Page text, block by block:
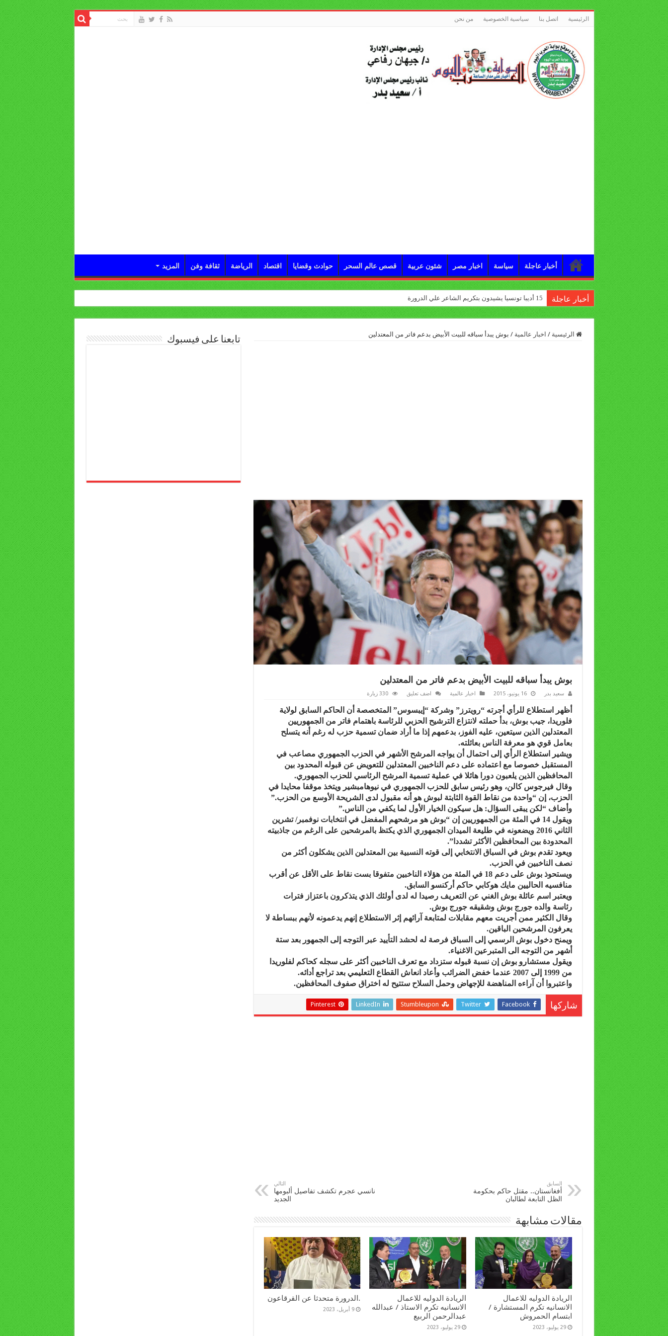
الرئيسية اتصل بنا سياسية الخصوصية من نحن
أخبار عاجلة سياسة اخبار مصر شئون عربية قصص عالم السحر حوادث وقضايا اقتصاد الرياضة ثقافة وفن المزيد
أخبار عاجلة 15 أديبا تونسيا يشيدون بتكريم الشاعر علي الدرورة
الرئيسية / اخبار عالمية / بوش يبدأ سباقه للبيت الأبيض بدعم فاتر من المعتدلين‎
بوش يبدأ سباقه للبيت الأبيض بدعم فاتر من المعتدلين‎
سعيد بدر 16 يونيو، 2015 اخبار عالمية اضف تعليق 330 زيارة
أظهر استطلاع للرأي أجرته “رويترز” وشركة “إيبسوس” المتخصصة أن الحاكم السابق لولاية
فلوريدا، جيب بوش، بدأ حملته لانتزاع الترشيح الحزبي للرئاسة باهتمام فاتر من الجمهوريين
المعتدلين الذين سيتعين، عليه الفوز، بدعمهم إذا ما أراد ضمان تسمية حزب له رغم أنه يتسلح
بعامل قوي هو معرفة الناس بعائلته.
ويشير استطلاع الرأي إلى احتمال أن يواجه المرشح الأشهر في الحزب الجمهوري مصاعب في
المستقبل خصوصا مع اعتماده على دعم الناخبين المعتدلين للتعويض عن قبوله المحدود بين
المحافظين الذين يلعبون دورا هائلا في عملية تسمية المرشح الرئاسي للحزب الجمهوري.
وقال فيرجوس كالن، وهو رئيس سابق للحزب الجمهوري في نيوهامبشير ويتخذ موقفا محايدا في
الحزب، إن “واحدة من نقاط القوة الثابتة لبوش هو أنه مقبول لدى الشريحة الأوسع من الحزب.”
وأضاف “لكن يبقى السؤال: هل سيكون الخيار الأول لما يكفي من الناس.”
ويقول 14 في المئة من الجمهوريين إن “بوش هو مرشحهم المفضل في انتخابات نوفمبر/ تشرين
الثاني 2016 ويضعونه في طليعة الميدان الجمهوري الذي يكتظ بالمرشحين على الرغم من جاذبيته
المحدودة بين المحافظين الأكثر تشددا”.
ويعود تقدم بوش في السباق الانتخابي إلى قوته النسبية بين المعتدلين الذين يشكلون أكثر من
نصف الناخبين في الحزب.
ويستحوذ بوش على دعم 18 في المئة من هؤلاء الناخبين متفوقا بست نقاط على الأقل عن أقرب
منافسيه الحاليين مايك هوكابي حاكم أركنسو السابق.
ويعتبر اسم عائلة بوش الغني عن التعريف رصيدا له لدى أولئك الذي يتذكرون باعتزاز فترات
رئاسة والده جورج بوش وشقيقه جورج بوش.
وقال الكثير ممن أجريت معهم مقابلات لمتابعة آرائهم إثر الاستطلاع إنهم يدعمونه لأنهم ببساطة لا
يعرفون المرشحين الباقين.
ويمنح دخول بوش الرسمي إلى السباق فرصة له لحشد التأييد عبر التوجه إلى الجمهور بعد ستة
أشهر من التوجه الى المتبرعين الاغنياء.
ويقول مستشارو بوش إن نسبة قبوله ستزداد مع تعرف الناخبين أكثر على سجله كحاكم لفلوريدا
من 1999 إلى 2007 عندما خفض الضرائب وأعاد انعاش القطاع التعليمي بعد تراجع أدائه.
واعتبروا أن آراءه المناهضة للإجهاض وحمل السلاح ستتيح له اختراق صفوف المحافظين.
شاركها Facebook
Twitter
Stumbleupon
LinkedIn
Pinterest
السابق
أفغانستان.. مقتل حاكم بحكومة
الظل التابعة لطالبان
التالي
نانسي عجرم تكشف تفاصيل ألبومها
الجديد
مقالات مشابهة
الريادة الدوليه للاعمال
الانسانيه تكرم المستشارة /
ابتسام الحمروش
29 يوليو، 2023
الريادة الدوليه للاعمال
الانسانيه تكرم الاستاذ / عبدالله
عبدالرحمن الربيع
29 يوليو، 2023
.الدرورة متحدثا عن القرقاعون
9 أبريل، 2023
تابعنا على فيسبوك